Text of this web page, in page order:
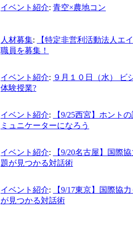
イベント紹介: 青空×農地コン
人材募集:
【特定非営利活動法人エ
職員を募集！
イベント紹介: ９月１０日（水）
体験授業?
イベント紹介:
【9/25西宮】ホント
ミュニケーターになろう
イベント紹介:
【9/20名古屋】国際
題が見つかる対話術
イベント紹介:
【9/17東京】国際協
が見つかる対話術